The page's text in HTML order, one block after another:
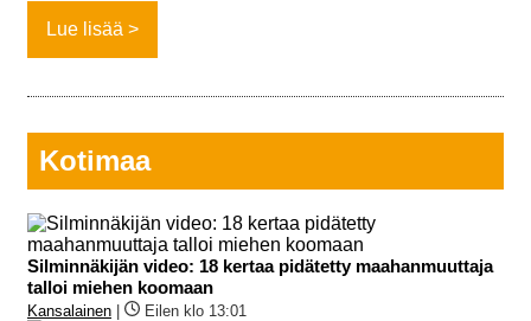
Lue lisää
Kotimaa
Silminnäkijän video: 18 kertaa pidätetty maahanmuuttaja
talloi miehen koomaan
Kansalainen Eilen klo 13:01